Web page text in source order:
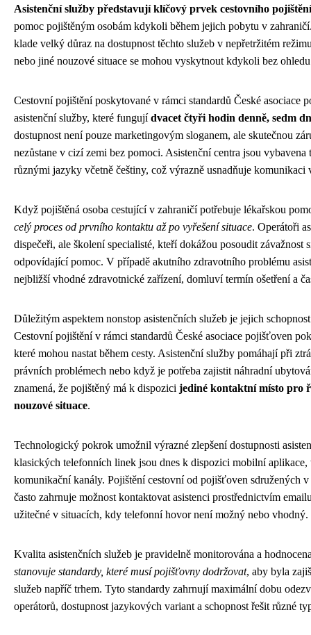
Asistenční služby představují klíčový prvek cestovního pojištění
pomoc pojištěným osobám kdykoli během jejich pobytu v
klade velký důraz na dostupnost těchto služeb v nepřetržitém
nebo jiné nouzové situace se mohou vyskytnout kdykoli bez
Cestovní pojištění poskytované v rámci standardů České asociace
asistenční služby, které fungujídvacet čtyři hodin denně, sedm
dostupnost není pouze marketingovým sloganem, ale skutečnou
nezůstane v cizí zemi bez pomoci. Asistenční centra jsou
různými jazyky včetně češtiny, což výrazně usnadňuje
Když pojištěná osoba cestující v zahraničí potřebuje lékařskou
celý proces od prvního kontaktu až po vyřešení situace. Operátoři
dispečeři, ale školení specialisté, kteří dokážou posoudit závažnost
odpovídající pomoc. V případě akutního zdravotního problému
nejbližší vhodné zdravotnické zařízení, domluví termín ošetření a
Důležitým aspektem nonstop asistenčních služeb je jejich
Cestovní pojištění v rámci standardů České asociace pojišťoven
které mohou nastat během cesty. Asistenční služby pomáhají při
právních problémech nebo když je potřeba zajistit náhradní
znamená, že pojištěný má k dispozici jediné kontaktní místo pro
nouzové situace.
Technologický pokrok umožnil výrazné zlepšení dostupnosti
klasických telefonních linek jsou dnes k dispozici mobilní aplikace,
komunikační kanály. Pojištění cestovní od pojišťoven sdružených
často zahrnuje možnost kontaktovat asistenci prostřednictvím
užitečné v situacích, kdy telefonní hovor není možný nebo vhodný.
Kvalita asistenčních služeb je pravidelně monitorována a
stanovuje standardy, které musí pojišťovny dodržovat, aby byla
služeb napříč trhem. Tyto standardy zahrnují maximální dobu
operátorů, dostupnost jazykových variant a schopnost řešit různé